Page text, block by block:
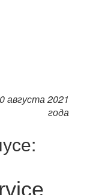
августа 2021
года